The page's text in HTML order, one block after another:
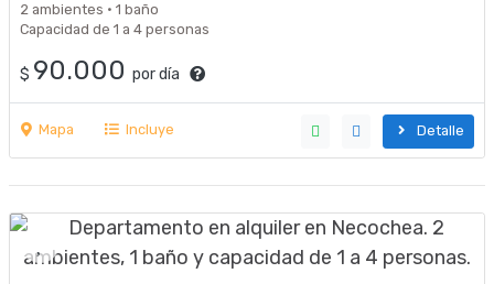
2 ambientes · 1 baño
Capacidad de 1 a 4 personas
$ 90.000 por día
Mapa Incluye Detalle